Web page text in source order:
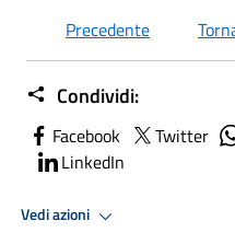
Precedente
Condividi:
Facebook Twitter
LinkedIn
Vedi azioni